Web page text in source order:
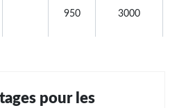
950 3000
pour les